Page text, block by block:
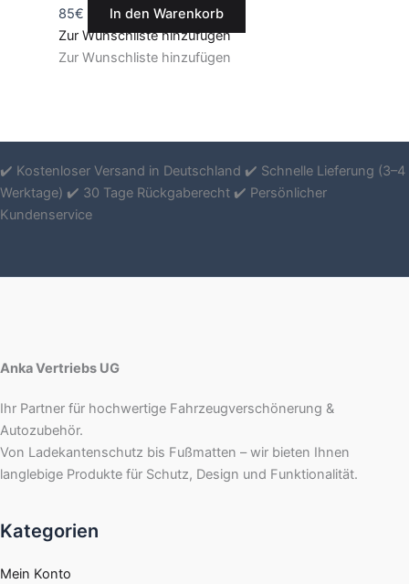
85€
In den Warenkorb
Zur Wunschliste hinzufügen
Zur Wunschliste hinzufügen
✔️ Kostenloser Versand in Deutschland ✔️ Schnelle Lieferung (3–4
Werktage) ✔️ 30 Tage Rückgaberecht ✔️ Persönlicher
Kundenservice
Anka Vertriebs UG
Ihr Partner für hochwertige Fahrzeugverschönerung &
Autozubehör.
Von Ladekantenschutz bis Fußmatten – wir bieten Ihnen
langlebige Produkte für Schutz, Design und Funktionalität.
Kategorien
Mein Konto